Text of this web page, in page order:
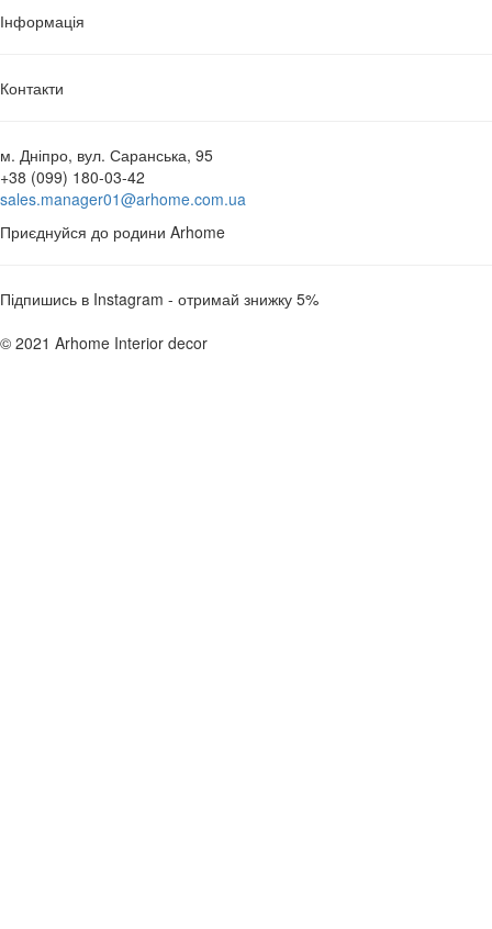
Інформація
Контакти
м. Дніпро, вул. Саранська, 95
+38 (099) 180-03-42
sales.manager01@arhome.com.ua
Приєднуйся до родини Arhome
Підпишись в Instagram - отримай знижку 5%
© 2021 Arhome Interior decor